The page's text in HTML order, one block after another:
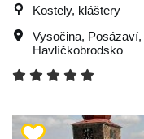
Kostely, kláštery
Vysočina, Posázaví,
Havlíčkobrodsko